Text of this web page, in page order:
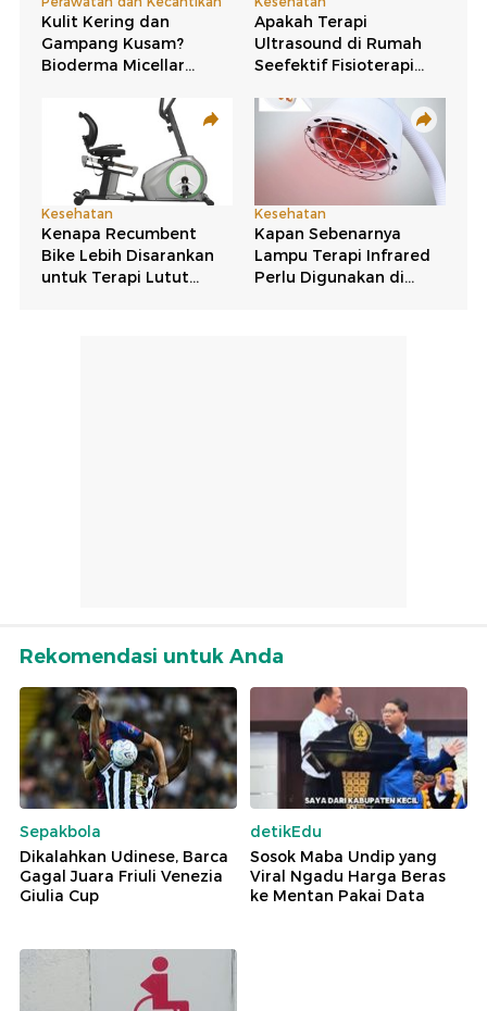
Rekomendasi untuk Anda
Sepakbola
Dikalahkan Udinese, Barca
Gagal Juara Friuli Venezia
Giulia Cup
detikEdu
Sosok Maba Undip yang
Viral Ngadu Harga Beras
ke Mentan Pakai Data